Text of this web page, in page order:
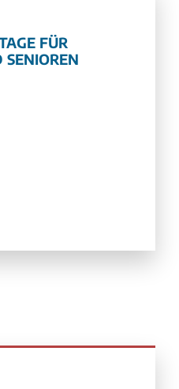
FÜR
SENIOREN